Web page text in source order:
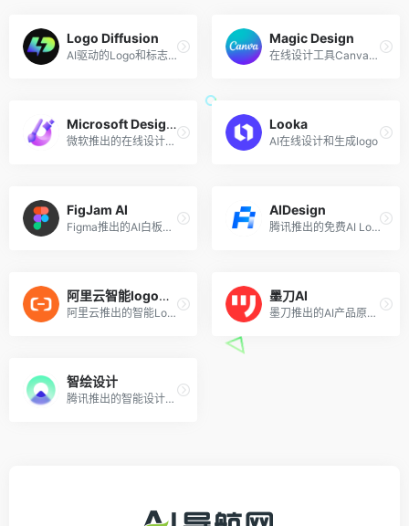
Logo Diffusion
AI驱动的Logo和标志生成工具
Magic Design
在线设计工具Canva推出的AI设计工具
Microsoft Designer
微软推出的在线设计海报和宣传图工具
Looka
AI在线设计和生成logo
FigJam AI
Figma推出的AI白板协作设计工具
AIDesign
腾讯推出的免费AI Logo在线设计工具
阿里云智能logo设计
阿里云推出的智能Logo设计
墨刀AI
墨刀推出的AI产品原型设计助手
智绘设计
腾讯推出的智能设计平台，让内容更精彩